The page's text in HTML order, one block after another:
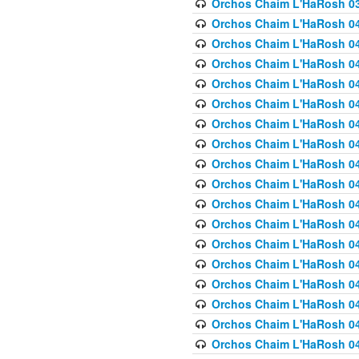
Orchos Chaim L'HaRosh
Orchos Chaim L'HaRosh
Orchos Chaim L'HaRosh
Orchos Chaim L'HaRosh
Orchos Chaim L'HaRosh
Orchos Chaim L'HaRosh
Orchos Chaim L'HaRosh
Orchos Chaim L'HaRosh
Orchos Chaim L'HaRosh
Orchos Chaim L'HaRosh
Orchos Chaim L'HaRosh
Orchos Chaim L'HaRosh
Orchos Chaim L'HaRosh
Orchos Chaim L'HaRosh
Orchos Chaim L'HaRosh
Orchos Chaim L'HaRosh
Orchos Chaim L'HaRosh
Orchos Chaim L'HaRosh